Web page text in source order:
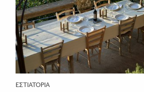
ΕΣΤΙΑΤΌΡΙΑ